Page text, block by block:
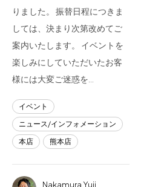
フラッグシップストア
熊本店
Arv
りました。 振替日程につきま
しては、決まり次第改めてご
案内いたします。 イベントを
楽しみにしていただいたお客
様には大変ご迷惑を…
イベント
ニュース/インフォメーション
本店
熊本店
Nakamura Yuji